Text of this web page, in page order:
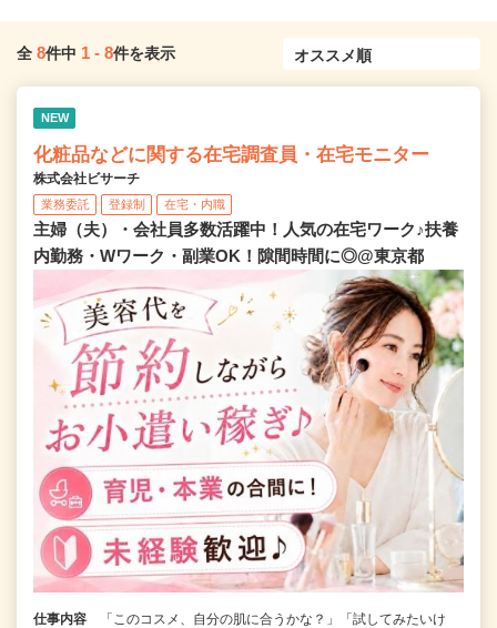
全 8件中 1 - 8件を表示
NEW
化粧品などに関する在宅調査員・在宅モニター
株式会社ビサーチ
業務委託 登録制 在宅・内職
主婦（夫）・会社員多数活躍中！人気の在宅ワーク♪扶養
内勤務・Wワーク・副業OK！隙間時間に◎@東京都
仕事内容
「このコスメ、自分の肌に合うかな？」「試してみたいけ